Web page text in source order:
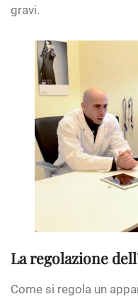
gravi.
La regolazione
Come si regola un